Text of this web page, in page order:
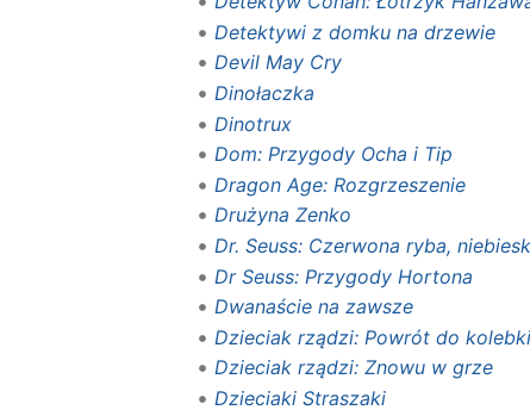
Detektywi z domku na drzewie
Devil May Cry
Dinołaczka
Dinotrux
Dom: Przygody Ocha i Tip
Dragon Age: Rozgrzeszenie
Drużyna Zenko
Dr. Seuss: Czerwona ryba,
Dr Seuss: Przygody Hortona
Dwanaście na zawsze
Dzieciak rządzi: Powrót do kolebki
Dzieciak rządzi: Znowu w grze
Dzieciaki Straszaki